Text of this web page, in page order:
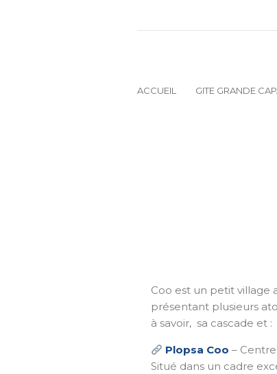
ACCUEIL GITE GRANDE
Coo est un petit village
présentant plusieurs
à savoir, sa cascade et :
Plopsa Coo –
Situé dans un cadre